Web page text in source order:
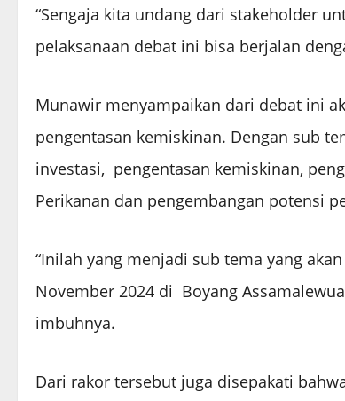
“Sengaja kita undang dari stakeholder
pelaksanaan debat ini bisa berjalan
Munawir menyampaikan dari debat ini
pengentasan kemiskinan. Dengan sub
investasi, pengentasan kemiskinan,
Perikanan dan pengembangan potensi
“Inilah yang menjadi sub tema yang
November 2024 di Boyang
imbuhnya.
Dari rakor tersebut juga disepakati